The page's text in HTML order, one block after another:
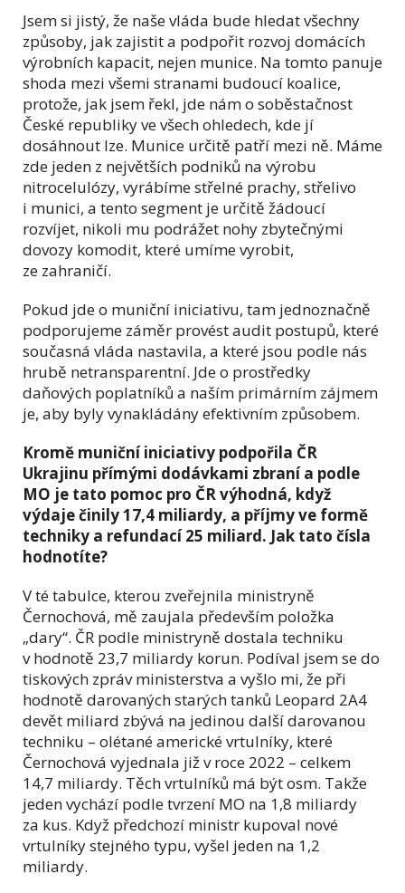
Jsem si jistý, že naše vláda bude hledat všechny
způsoby, jak zajistit a podpořit rozvoj domácích
výrobních kapacit, nejen munice. Na tomto panuje
shoda mezi všemi stranami budoucí koalice,
protože, jak jsem řekl, jde nám o soběstačnost
České republiky ve všech ohledech, kde jí
dosáhnout lze. Munice určitě patří mezi ně. Máme
zde jeden z největších podniků na výrobu
nitrocelulózy, vyrábíme střelné prachy, střelivo
i munici, a tento segment je určitě žádoucí
rozvíjet, nikoli mu podrážet nohy zbytečnými
dovozy komodit, které umíme vyrobit,
ze zahraničí.
Pokud jde o muniční iniciativu, tam jednoznačně
podporujeme záměr provést audit postupů, které
současná vláda nastavila, a které jsou podle nás
hrubě netransparentní. Jde o prostředky
daňových poplatníků a naším primárním zájmem
je, aby byly vynakládány efektivním způsobem.
Kromě muniční iniciativy podpořila ČR
Ukrajinu přímými dodávkami zbraní a podle
MO je tato pomoc pro ČR výhodná, když
výdaje činily 17,4 miliardy, a příjmy ve formě
techniky a refundací 25 miliard. Jak tato čísla
hodnotíte?
V té tabulce, kterou zveřejnila ministryně
Černochová, mě zaujala především položka
„dary“. ČR podle ministryně dostala techniku
v hodnotě 23,7 miliardy korun. Podíval jsem se do
tiskových zpráv ministerstva a vyšlo mi, že při
hodnotě darovaných starých tanků Leopard 2A4
devět miliard zbývá na jedinou další darovanou
techniku – olétané americké vrtulníky, které
Černochová vyjednala již v roce 2022 – celkem
14,7 miliardy. Těch vrtulníků má být osm. Takže
jeden vychází podle tvrzení MO na 1,8 miliardy
za kus. Když předchozí ministr kupoval nové
vrtulníky stejného typu, vyšel jeden na 1,2
miliardy.